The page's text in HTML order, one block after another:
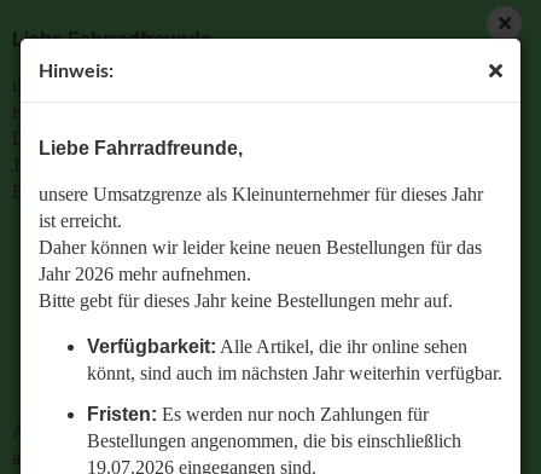
Hinweis:
Liebe Fahrradfreunde,
unsere Umsatzgrenze als Kleinunternehmer für dieses Jahr
ist erreicht.
Daher können wir leider keine neuen Bestellungen für das
Jahr 2026 mehr aufnehmen.
Bitte gebt für dieses Jahr keine Bestellungen mehr auf.
Verfügbarkeit: Alle Artikel, die ihr online sehen
könnt, sind auch im nächsten Jahr weiterhin verfügbar.
Fristen: Es werden nur noch Zahlungen für
Bestellungen angenommen, die bis einschließlich
19.07.2026 eingegangen sind.
Liebe Fahrradfreunde,
unsere Umsatzgrenze als Kleinunternehmer für dieses Jahr
ist erreicht.
Daher können wir leider keine neuen Bestellungen für das
Jahr 2026 mehr aufnehmen.
Bitte gebt für dieses Jahr keine Bestellungen mehr auf.
Verfügbarkeit: Alle Artikel, die ihr online sehen
könnt, sind auch im nächsten Jahr weiterhin
verfügbar.
Bestellungen angenommen, die bis einschließlich
19.07.2026 eingegangen sind.
Auch wenn wir dieses Jahr keine Bestellungen mehr
annehmen können: